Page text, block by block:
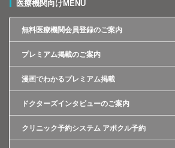
医療機関向けMENU
無料医療機関会員登録のご案内
プレミアム掲載のご案内
漫画でわかるプレミアム掲載
ドクターズインタビューのご案内
クリニック予約システム アポクル予約